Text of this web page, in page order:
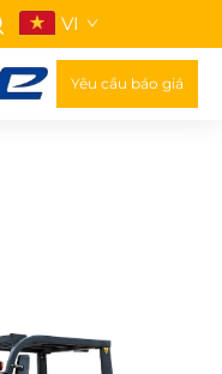
VI
Yêu cầu báo giá